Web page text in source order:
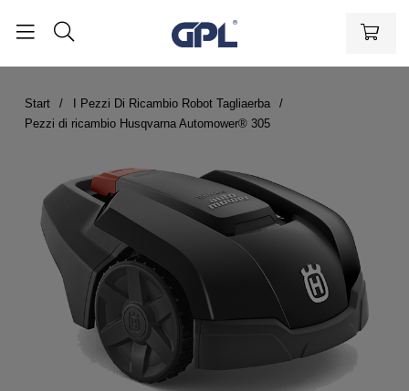
Start
I Pezzi Di Ricambio Robot Tagliaerba
Pezzi di ricambio Husqvarna Automower® 305